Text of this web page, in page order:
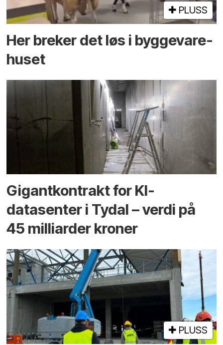
PLUSS
Her breker det løs i bygge­vare­
huset
Gigantkontrakt for KI-
datasenter i Tydal – verdi på
45 milliarder kroner
PLUSS